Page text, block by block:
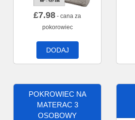
£7.98 - cana za
pokorowiec
DODAJ
POKROWIEC NA
MATERAC 3
OSOBOWY